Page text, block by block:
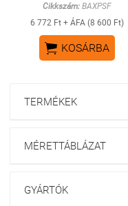
Cikkszám: BAXPSF
6 772 Ft + ÁFA (8 600 Ft)
 KOSÁRBA
TERMÉKEK
MÉRETTÁBLÁZAT
GYÁRTÓK